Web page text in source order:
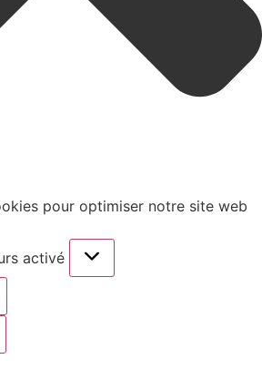
pour optimiser notre site web
activé